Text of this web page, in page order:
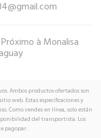
à Monalisa
Ambos productos ofertados son
web. Estas especificaciones y
Como vendes en línea, solo están
del transportista. Los
pagopar.